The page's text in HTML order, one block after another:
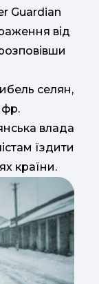
Guardian
від
селян,
влада
їздити
країни.